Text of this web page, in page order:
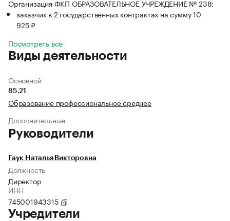
Организация ФКП ОБРАЗОВАТЕЛЬНОЕ УЧРЕЖДЕНИЕ № 238:
заказчик в 2 государственных контрактах на сумму 10
925 ₽
Посмотреть все
Виды деятельности
Основной
85.21
Образование профессиональное среднее
Дополнительные
Руководители
Гаук Наталья Викторовна
Должность
Директор
ИНН
745001943315
Учредители